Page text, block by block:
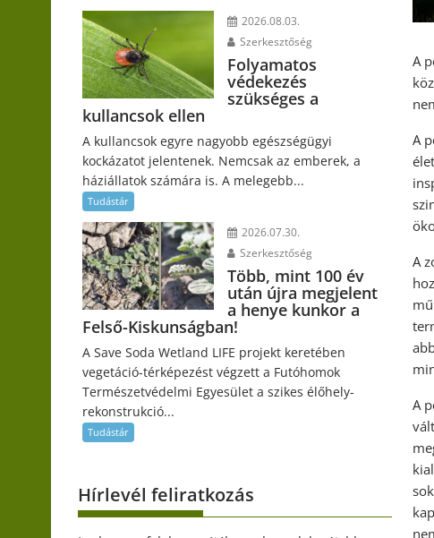
A
A
A
A
2026.08.03.
Szerkesztőség
Folyamatos
védekezés
szükséges a
kullancsok ellen
A kullancsok egyre nagyobb egészségügyi
kockázatot jelentenek. Nemcsak az emberek, a
háziállatok számára is. A melegebb...
Tudástár
2026.07.30.
Szerkesztőség
Több, mint 100 év
után újra megjelent
a henye kunkor a
Felső-Kiskunságban!
A Save Soda Wetland LIFE projekt keretében
vegetáció-térképezést végzett a Futóhomok
Természetvédelmi Egyesület a szikes élőhely-
rekonstrukció...
Tudástár
Hírlevél feliratkozás